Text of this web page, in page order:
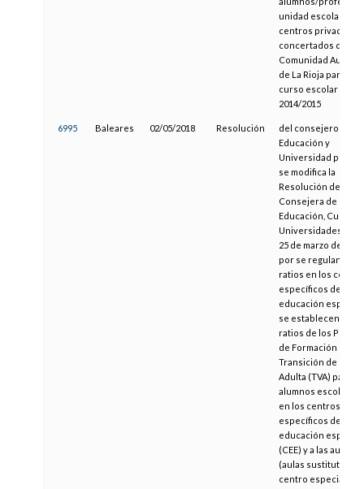
unidad escolar en
centros privados
concertados de la
Comunidad
de La Rioja para el
curso escolar
2014/2015
6995 Baleares 02/05/2018 Resolución
del consejero de
Educación y
Universidad por la
se modifica la
Resolución de la
Consejera de
Educación, Cultura
Universidades, de
25 de marzo de 2015
por se regulan las
ratios en los
específicos de
educación
se establecen las
ratios de los
de Formación para
Transición de la
Adulta (TVA) para
alumnos
en los centros
específicos de
educación especial
(CEE) y a las aulas
(aulas sustitutorias
centro especial)